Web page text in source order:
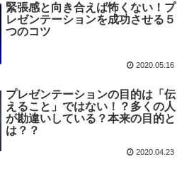
緊張感と向き合えば怖くない！プ
レゼンテーションを成功させる５
つのコツ
2020.05.16
プレゼンテーションの目的は「伝
えること」ではない！？多くの人
が勘違いしている？本来の目的と
は？？
2020.04.23